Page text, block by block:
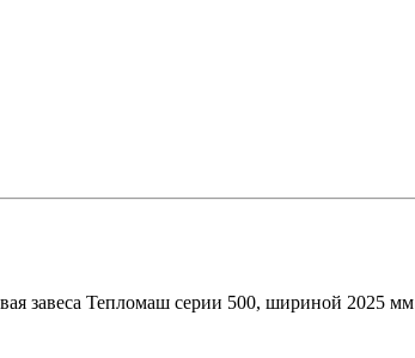
завеса Тепломаш серии 500, шириной 2025 мм